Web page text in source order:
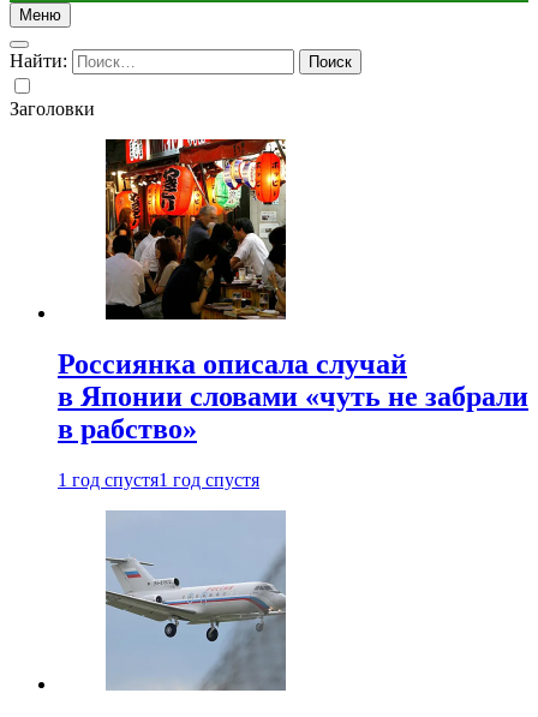
Меню
Найти:
Заголовки
Россиянка описала случай
в Японии словами «чуть не забрали
в рабство»
1 год спустя1 год спустя